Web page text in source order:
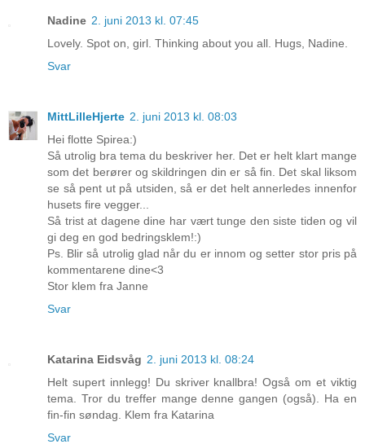
Nadine 2. juni 2013 kl. 07:45
Lovely. Spot on, girl. Thinking about you all. Hugs, Nadine.
Svar
MittLilleHjerte 2. juni 2013 kl. 08:03
Hei flotte Spirea:)
Så utrolig bra tema du beskriver her. Det er helt klart mange
som det berører og skildringen din er så fin. Det skal liksom
se så pent ut på utsiden, så er det helt annerledes innenfor
husets fire vegger...
Så trist at dagene dine har vært tunge den siste tiden og vil
gi deg en god bedringsklem!:)
Ps. Blir så utrolig glad når du er innom og setter stor pris på
kommentarene dine<3
Stor klem fra Janne
Svar
Katarina Eidsvåg 2. juni 2013 kl. 08:24
Helt supert innlegg! Du skriver knallbra! Også om et viktig
tema. Tror du treffer mange denne gangen (også). Ha en
fin-fin søndag. Klem fra Katarina
Svar